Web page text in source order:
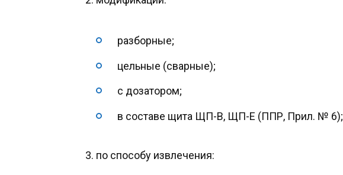
разборные;
цельные (сварные);
с дозатором;
в составе щита ЩП-В, ЩП-Е (ППР, Прил. № 6);
по способу извлечения: